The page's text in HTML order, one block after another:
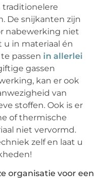
traditionelere
De snijkanten zijn
nabewerking niet
u in materiaal én
passen in allerlei
gassen
kan er ook
van
stoffen. Ook is er
of thermische
niet vervormd.
zelf en laat u
organisatie voor een